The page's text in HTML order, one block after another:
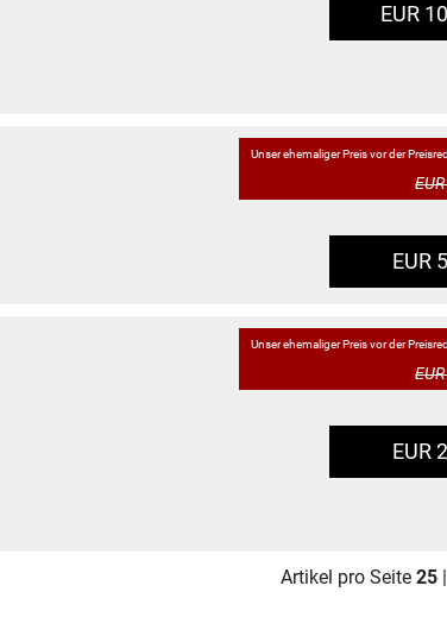
EUR
Unser ehemaliger Preis vor der
EUR
Unser ehemaliger Preis vor der
EUR
Artikel pro Seite 25 |